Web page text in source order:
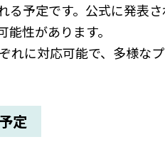
る予定です。公式に発表
性があります。
れに対応可能で、多様な
定